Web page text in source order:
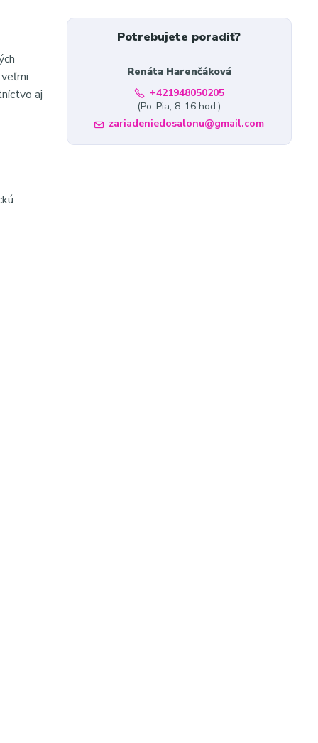
aj
Potrebujete poradiť?
Renáta Harenčáková
+421948050205
(Po-Pia, 8-16 hod.)
zariadeniedosalonu@gmail.com